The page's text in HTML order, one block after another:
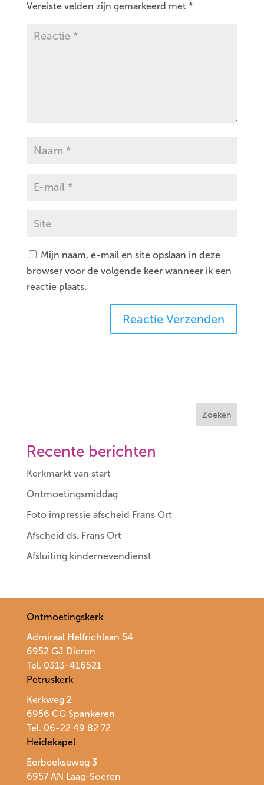
Vereiste velden zijn gemarkeerd met *
Mijn naam, e-mail en site opslaan in deze
browser voor de volgende keer wanneer ik een
reactie plaats.
Zoeken
Recente berichten
Kerkmarkt van start
Ontmoetingsmiddag
Foto impressie afscheid Frans Ort
Afscheid ds. Frans Ort
Afsluiting kindernevendienst
Ontmoetingskerk
Admiraal Helfrichlaan 54
6952 GJ Dieren
Tel. 0313-416521
Petruskerk
Kerkweg 2
6956 CG Spankeren
Tel. 06-22 49 82 72
Heidekapel
Eerbeekseweg 3
6957 AN Laag-Soeren